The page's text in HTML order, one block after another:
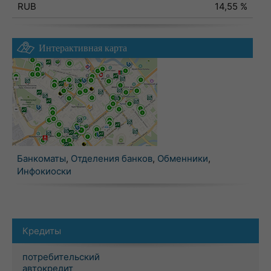
RUB
14,55 %
Интерактивная карта
Банкоматы, Отделения банков, Обменники,
Инфокиоски
Кредиты
потребительский
автокредит